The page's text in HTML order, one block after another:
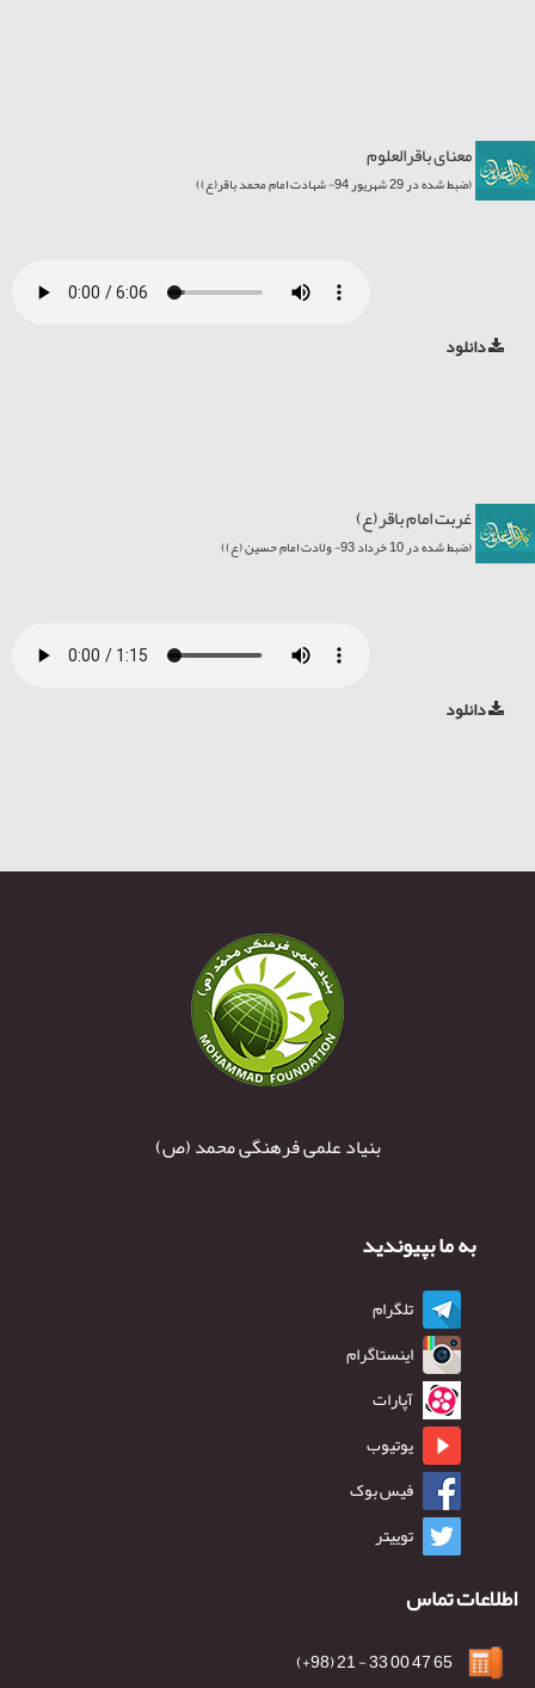
معنای باقرالعلوم
(ضبط شده در 29 شهریور 94- شهادت امام محمد باقر(ع))
دانلود
غربت امام باقر(ع)
(ضبط شده در 10 خرداد 93- ولادت امام حسین (ع))
دانلود
بنیاد علمی فرهنگی محمد (ص)
به ما بپیوندید
تلگرام
اینستاگرام
آپارات
یوتیوب
فیس بوک
توییتر
اطلاعات تماس